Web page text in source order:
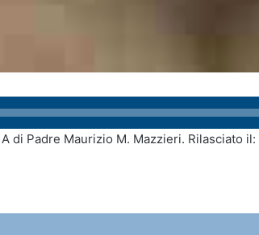
di Padre Maurizio M. Mazzieri. Rilasciato